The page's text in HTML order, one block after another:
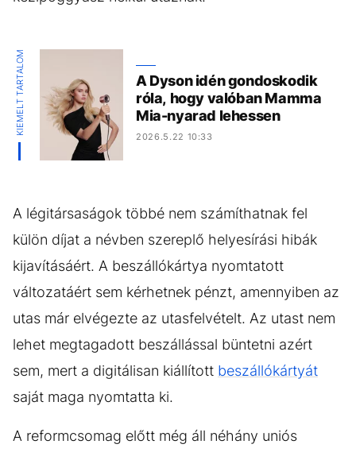
KIEMELT TARTALOM
A Dyson idén gondoskodik
róla, hogy valóban Mamma
Mia-nyarad lehessen
2026.5.22 10:33
A légitársaságok többé nem számíthatnak fel
külön díjat a névben szereplő helyesírási hibák
kijavításáért. A beszállókártya nyomtatott
változatáért sem kérhetnek pénzt, amennyiben az
utas már elvégezte az utasfelvételt. Az utast nem
lehet megtagadott beszállással büntetni azért
sem, mert a digitálisan kiállított beszállókártyát
saját maga nyomtatta ki.
A reformcsomag előtt még áll néhány uniós